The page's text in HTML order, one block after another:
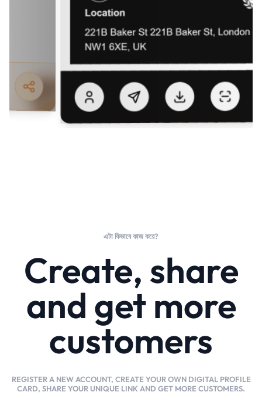
এটা কিভাবে কাজ করে?
Create, share
and get more
customers
REGISTER A NEW ACCOUNT, CREATE YOUR OWN DIGITAL PROFILE
CARD, SHARE YOUR UNIQUE LINK AND GET MORE CUSTOMERS.